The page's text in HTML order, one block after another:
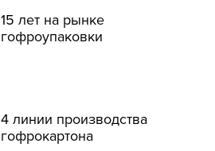
15 лет на рынке
гофроупаковки
4 линии производства
гофрокартона